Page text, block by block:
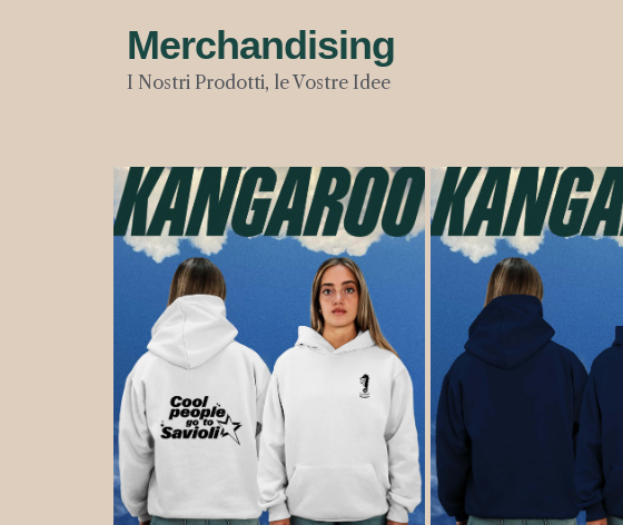
Merchandising
I Nostri Prodotti, le Vostre Idee